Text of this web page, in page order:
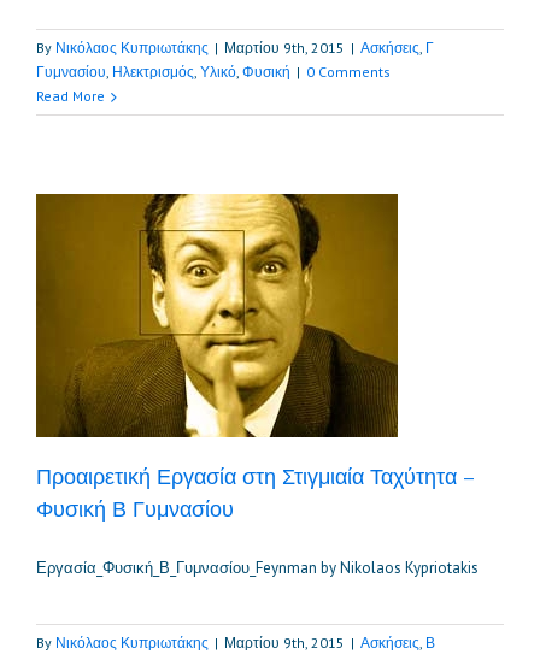
By Νικόλαος Κυπριωτάκης | Μαρτίου 9th, 2015 | Ασκήσεις, Γ
Γυμνασίου, Ηλεκτρισμός, Υλικό, Φυσική | 0 Comments
Read More
Προαιρετική Εργασία στη Στιγμιαία Ταχύτητα –
Φυσική Β Γυμνασίου
Εργασία_Φυσική_Β_Γυμνασίου_Feynman by Nikolaos Kypriotakis
By Νικόλαος Κυπριωτάκης | Μαρτίου 9th, 2015 | Ασκήσεις, Β